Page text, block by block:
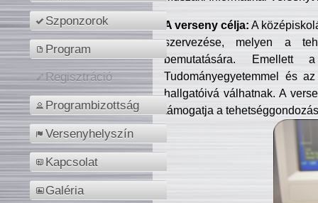
Szponzorok
Program
Regisztráció
Programbizottság
Versenyhelyszín
Kapcsolat
Galéria
A verseny célja: A
szervezése, melyen a
bemutatására. Emellett
Tudományegyetemmel és
hallgatóivá válhatnak. A
támogatja a